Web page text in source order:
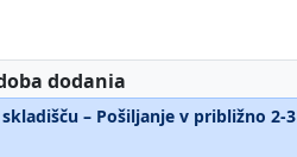
dodania
– Pošiljanje v približno 2-3